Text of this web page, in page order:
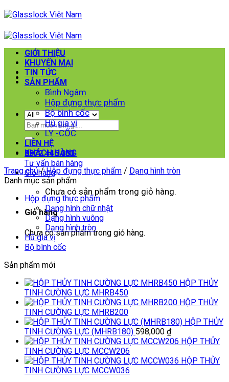
Skip
to
Tìm
kiếm:
0972 446 033
Tư vấn bán hàng
Giỏ hàng
Chưa có sản phẩm trong giỏ hàng.
Giỏ hàng
Chưa có sản phẩm trong giỏ hàng.
GIỚI THIỆU
KHUYẾN MẠI
TIN TỨC
SẢN PHẨM
Bình Ngâm
Hộp đựng thực phẩm
Bộ bình cốc
Hũ gia vị
LY -CỐC
LIÊN HỆ
KHÁCH HÀNG
Trang chủ / Hộp đựng thực phẩm / Dạng hình tròn
Danh mục sản phẩm
Hộp đựng thực phẩm
Dạng hình chữ nhật
Dạng hình vuông
Dạng hình tròn
Hũ gia vị
Bộ bình cốc
Sản phẩm mới
HỘP THỦY
TINH CƯỜNG LỰC MHRB450
HỘP THỦY
TINH CƯỜNG LỰC MHRB200
HỘP THỦY
TINH CƯỜNG LỰC (MHRB180) 598,000 ₫
HỘP THỦY
TINH CƯỜNG LỰC MCCW206
HỘP THỦY
TINH CƯỜNG LỰC MCCW036